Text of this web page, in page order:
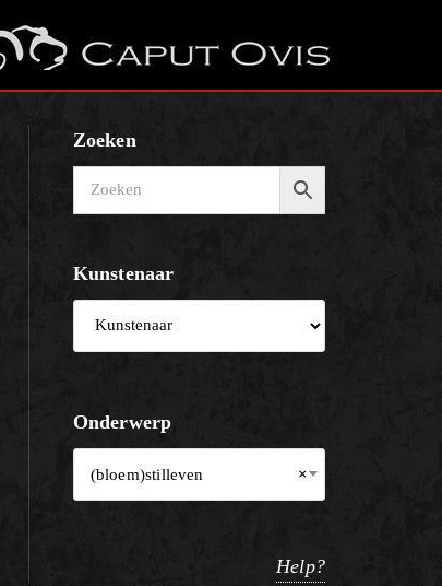
Zoeken
Kunstenaar
Onderwerp
×
(bloem)stilleven
Help?